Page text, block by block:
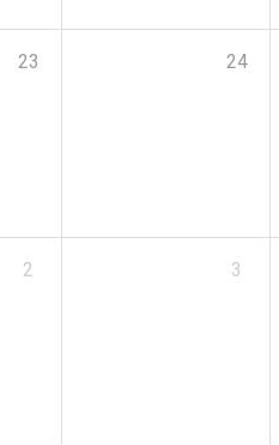
23 24
2 3